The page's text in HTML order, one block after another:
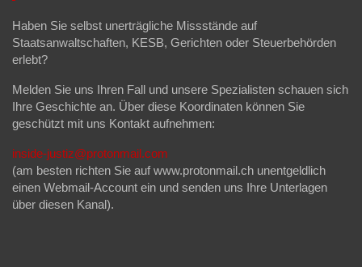
Haben Sie selbst unerträgliche Missstände auf
Staatsanwaltschaften, KESB, Gerichten oder Steuerbehörden
erlebt?
Melden Sie uns Ihren Fall und unsere Spezialisten schauen sich
Ihre Geschichte an. Über diese Koordinaten können Sie
geschützt mit uns Kontakt aufnehmen:
inside-justiz@protonmail.com
(am besten richten Sie auf www.protonmail.ch unentgeldlich
einen Webmail-Account ein und senden uns Ihre Unterlagen
über diesen Kanal).